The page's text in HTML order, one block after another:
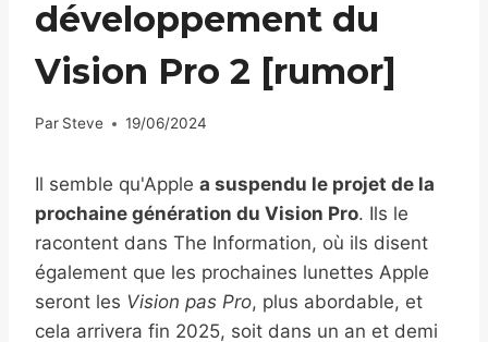
développement du
Vision Pro 2 [rumor]
Par Steve 19/06/2024
Il semble qu'Apple a suspendu le projet de la
prochaine génération du Vision Pro. Ils le
racontent dans The Information, où ils disent
également que les prochaines lunettes Apple
seront les Vision pas Pro, plus abordable, et
cela arrivera fin 2025, soit dans un an et demi